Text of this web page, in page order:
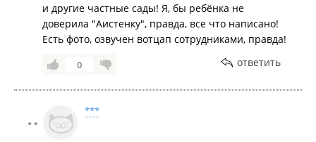
и другие частные сады! Я, бы ребёнка не
доверила "Аистенку", правда, все что написано!
Есть фото, озвучен вотцап сотрудниками, правда!
0 ответить
***